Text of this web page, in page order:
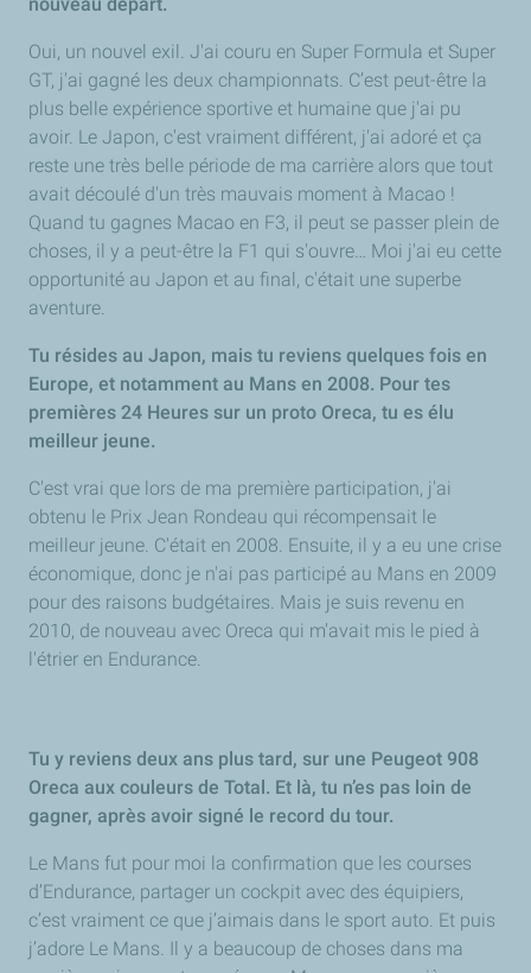
Oui, un nouvel exil. J'ai couru en Super Formula et Super
GT, j'ai gagné les deux championnats. C’est peut-être la
plus belle expérience sportive et humaine que j'ai pu
avoir. Le Japon, c'est vraiment différent, j'ai adoré et ça
reste une très belle période de ma carrière alors que tout
avait découlé d'un très mauvais moment à Macao !
Quand tu gagnes Macao en F3, il peut se passer plein de
choses, il y a peut-être la F1 qui s'ouvre… Moi j'ai eu cette
opportunité au Japon et au final, c'était une superbe
aventure.
Tu résides au Japon, mais tu reviens quelques fois en
Europe, et notamment au Mans en 2008. Pour tes
premières 24 Heures sur un proto Oreca, tu es élu
meilleur jeune.
C'est vrai que lors de ma première participation, j'ai
obtenu le Prix Jean Rondeau qui récompensait le
meilleur jeune. C'était en 2008. Ensuite, il y a eu une crise
économique, donc je n'ai pas participé au Mans en 2009
pour des raisons budgétaires. Mais je suis revenu en
2010, de nouveau avec Oreca qui m'avait mis le pied à
l'étrier en Endurance.
Tu y reviens deux ans plus tard, sur une Peugeot 908
Oreca aux couleurs de Total. Et là, tu n’es pas loin de
gagner, après avoir signé le record du tour.
Le Mans fut pour moi la confirmation que les courses
d’Endurance, partager un cockpit avec des équipiers,
c’est vraiment ce que j’aimais dans le sport auto. Et puis
j’adore Le Mans. Il y a beaucoup de choses dans ma